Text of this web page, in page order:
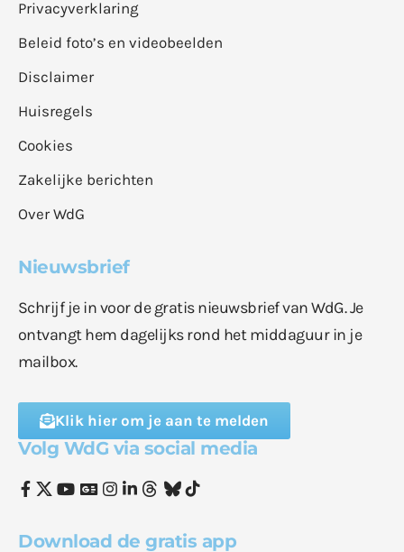
Privacyverklaring
Beleid foto’s en videobeelden
Disclaimer
Huisregels
Cookies
Zakelijke berichten
Over WdG
Nieuwsbrief
Schrijf je in voor de gratis nieuwsbrief van WdG. Je
ontvangt hem dagelijks rond het middaguur in je
mailbox.
Klik hier om je aan te melden
Volg WdG via social media
Download de gratis app